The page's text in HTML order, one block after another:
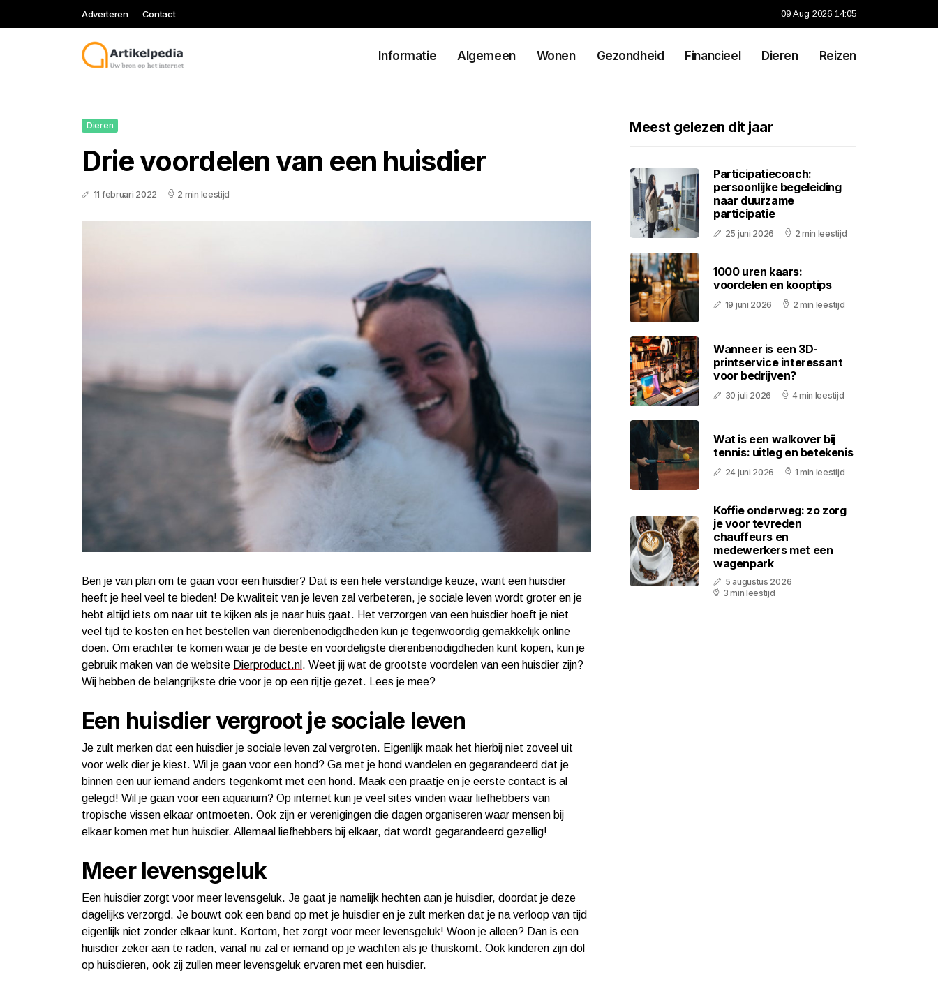
Adverteren Contact 09 Aug 2026 14:05
Informatie Algemeen Wonen Gezondheid Financieel Dieren Reizen
Dieren
Drie voordelen van een huisdier
11 februari 2022 2 min leestijd
Ben je van plan om te gaan voor een huisdier? Dat is een hele verstandige keuze, want een huisdier
heeft je heel veel te bieden! De kwaliteit van je leven zal verbeteren, je sociale leven wordt groter en je
hebt altijd iets om naar uit te kijken als je naar huis gaat. Het verzorgen van een huisdier hoeft je niet
veel tijd te kosten en het bestellen van dierenbenodigdheden kun je tegenwoordig gemakkelijk online
doen. Om erachter te komen waar je de beste en voordeligste dierenbenodigdheden kunt kopen, kun je
gebruik maken van de website Dierproduct.nl . Weet jij wat de grootste voordelen van een huisdier zijn?
Wij hebben de belangrijkste drie voor je op een rijtje gezet. Lees je mee?
Een huisdier vergroot je sociale leven
Je zult merken dat een huisdier je sociale leven zal vergroten. Eigenlijk maak het hierbij niet zoveel uit
voor welk dier je kiest. Wil je gaan voor een hond? Ga met je hond wandelen en gegarandeerd dat je
binnen een uur iemand anders tegenkomt met een hond. Maak een praatje en je eerste contact is al
gelegd! Wil je gaan voor een aquarium? Op internet kun je veel sites vinden waar liefhebbers van
tropische vissen elkaar ontmoeten. Ook zijn er verenigingen die dagen organiseren waar mensen bij
elkaar komen met hun huisdier. Allemaal liefhebbers bij elkaar, dat wordt gegarandeerd gezellig!
Meer levensgeluk
Een huisdier zorgt voor meer levensgeluk. Je gaat je namelijk hechten aan je huisdier, doordat je deze
dagelijks verzorgd. Je bouwt ook een band op met je huisdier en je zult merken dat je na verloop van tijd
eigenlijk niet zonder elkaar kunt. Kortom, het zorgt voor meer levensgeluk! Woon je alleen? Dan is een
huisdier zeker aan te raden, vanaf nu zal er iemand op je wachten als je thuiskomt. Ook kinderen zijn dol
op huisdieren, ook zij zullen meer levensgeluk ervaren met een huisdier.
Meest gelezen dit jaar
Participatiecoach:
persoonlijke begeleiding
naar duurzame
participatie
25 juni 2026 2 min leestijd
1000 uren kaars:
voordelen en kooptips
19 juni 2026 2 min leestijd
Wanneer is een 3D-
printservice interessant
voor bedrijven?
30 juli 2026 4 min leestijd
Wat is een walkover bij
tennis: uitleg en betekenis
24 juni 2026 1 min leestijd
Koffie onderweg: zo zorg
je voor tevreden
chauffeurs en
medewerkers met een
wagenpark
5 augustus 2026
3 min leestijd